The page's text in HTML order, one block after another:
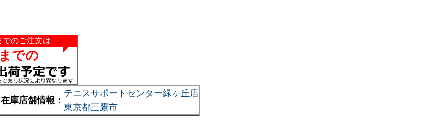
在庫店舗情報：
テニスサポートセンター緑ヶ丘店
東京都三鷹市